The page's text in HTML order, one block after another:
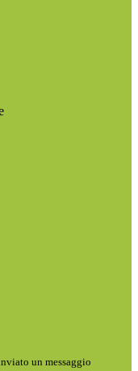
un messaggio